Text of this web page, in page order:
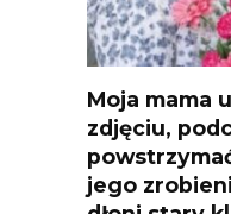
Moja mama
zdjęciu,
jego